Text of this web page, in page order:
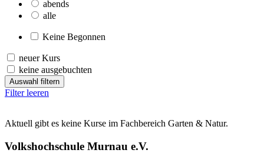
abends
alle
Keine Begonnen
neuer Kurs
keine ausgebuchten
Auswahl filtern
Filter leeren
Aktuell gibt es keine Kurse im Fachbereich Garten & Natur.
Volkshochschule Murnau e.V.